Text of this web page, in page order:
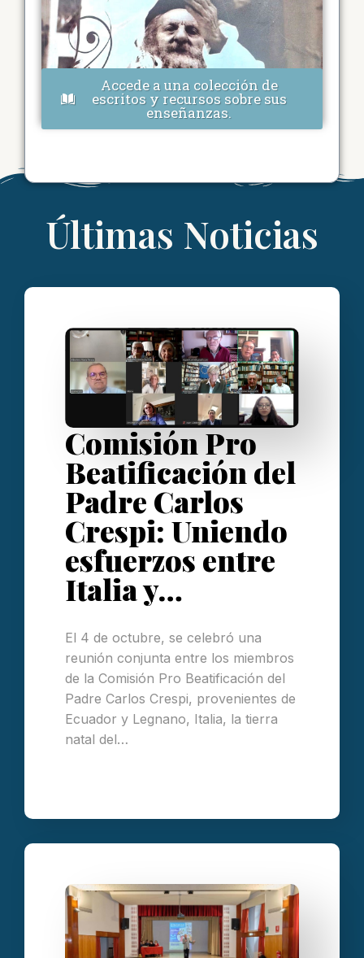
Accede a una colección de
escritos y recursos sobre sus
enseñanzas.
Últimas Noticias
Comisión Pro
Beatificación del
Padre Carlos
Crespi: Uniendo
esfuerzos entre
Italia y…
El 4 de octubre, se celebró una
reunión conjunta entre los miembros
de la Comisión Pro Beatificación del
Padre Carlos Crespi, provenientes de
Ecuador y Legnano, Italia, la tierra
natal del…